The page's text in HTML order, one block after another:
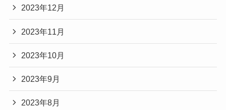
2023年12月
2023年11月
2023年10月
2023年9月
2023年8月